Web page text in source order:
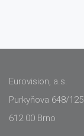
Eurovision, a.s.
Purkyňova 648/125
612 00 Brno